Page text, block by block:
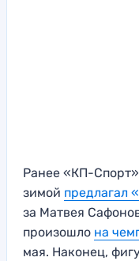
Ранее «КП-
зимой предлагал
за Матвея
произошло на
мая. Наконец,